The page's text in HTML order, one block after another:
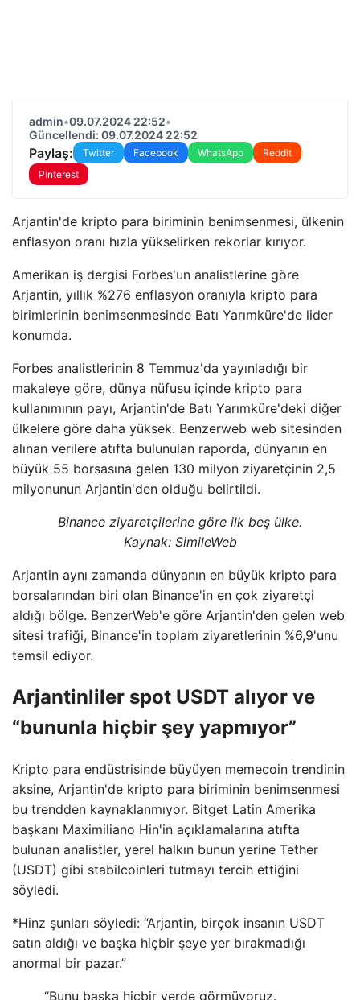
admin•09.07.2024 22:52•
Güncellendi: 09.07.2024 22:52
Paylaş: Twitter Facebook WhatsApp
Reddit
Pinterest
Arjantin'de kripto para biriminin benimsenmesi, ülkenin
enflasyon oranı hızla yükselirken rekorlar kırıyor.
Amerikan iş dergisi Forbes'un analistlerine göre
Arjantin, yıllık %276 enflasyon oranıyla kripto para
birimlerinin benimsenmesinde Batı Yarımküre'de lider
konumda.
Forbes analistlerinin 8 Temmuz'da yayınladığı bir
makaleye göre, dünya nüfusu içinde kripto para
kullanımının payı, Arjantin'de Batı Yarımküre'deki diğer
ülkelere göre daha yüksek. Benzerweb web sitesinden
alınan verilere atıfta bulunulan raporda, dünyanın en
büyük 55 borsasına gelen 130 milyon ziyaretçinin 2,5
milyonunun Arjantin'den olduğu belirtildi.
Binance ziyaretçilerine göre ilk beş ülke.
Kaynak: SimileWeb
Arjantin aynı zamanda dünyanın en büyük kripto para
borsalarından biri olan Binance'in en çok ziyaretçi
aldığı bölge. BenzerWeb'e göre Arjantin'den gelen web
sitesi trafiği, Binance'in toplam ziyaretlerinin %6,9'unu
temsil ediyor.
Arjantinliler spot USDT alıyor ve
“bununla hiçbir şey yapmıyor”
Kripto para endüstrisinde büyüyen memecoin trendinin
aksine, Arjantin'de kripto para biriminin benimsenmesi
bu trendden kaynaklanmıyor. Bitget Latin Amerika
başkanı Maximiliano Hin'in açıklamalarına atıfta
bulunan analistler, yerel halkın bunun yerine Tether
(USDT) gibi stabilcoinleri tutmayı tercih ettiğini
söyledi.
*Hinz şunları söyledi: “Arjantin, birçok insanın USDT
satın aldığı ve başka hiçbir şeye yer bırakmadığı
anormal bir pazar.”
“Bunu başka hiçbir yerde görmüyoruz.